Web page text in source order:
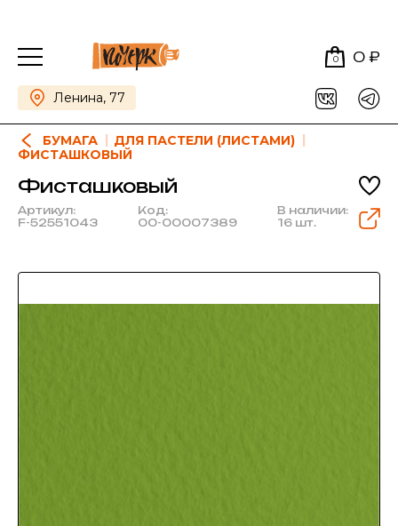
0 0 ₽
Ленина, 77
БУМАГА
ДЛЯ ПАСТЕЛИ (ЛИСТАМИ)
ФИСТАШКОВЫЙ
Фисташковый
Артикул:
F-52551043
Код:
00-00007389
В наличии:
16 шт.